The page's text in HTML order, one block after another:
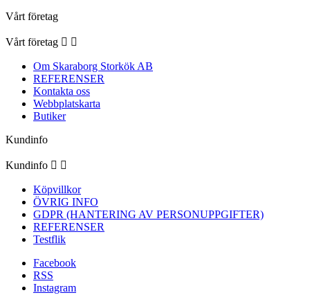
Vårt företag
Vårt företag  
Om Skaraborg Storkök AB
REFERENSER
Kontakta oss
Webbplatskarta
Butiker
Kundinfo
Kundinfo  
Köpvillkor
ÖVRIG INFO
GDPR (HANTERING AV PERSONUPPGIFTER)
REFERENSER
Testflik
Facebook
RSS
Instagram